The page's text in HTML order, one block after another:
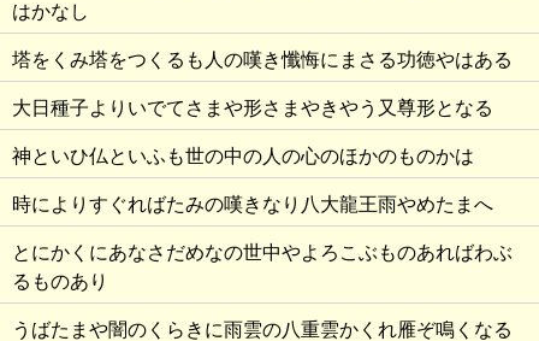
はかなし
塔をくみ塔をつくるも人の嘆き懺悔にまさる功徳やはある
大日種子よりいでてさまや形さまやきやう又尊形となる
神といひ仏といふも世の中の人の心のほかのものかは
時によりすぐればたみの嘆きなり八大龍王雨やめたまへ
とにかくにあなさだめなの世中やよろこぶものあればわぶ
るものあり
うばたまや闇のくらきに雨雲の八重雲かくれ雁ぞ鳴くなる